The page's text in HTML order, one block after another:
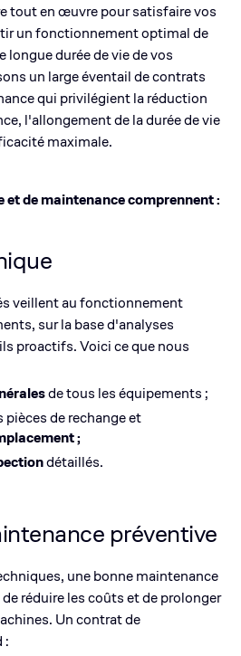
tout en œuvre pour satisfaire vos
un fonctionnement optimal de
durée de vie de vos
un large éventail de contrats
qui privilégient la réduction
l'allongement de la durée de vie
maximale.
et de maintenance comprennent :
veillent au fonctionnement
sur la base d'analyses
proactifs. Voici ce que nous
de tous les équipements ;
de rechange et
;
détaillés.
préventive
une bonne maintenance
réduire les coûts et de prolonger
Un contrat de
: